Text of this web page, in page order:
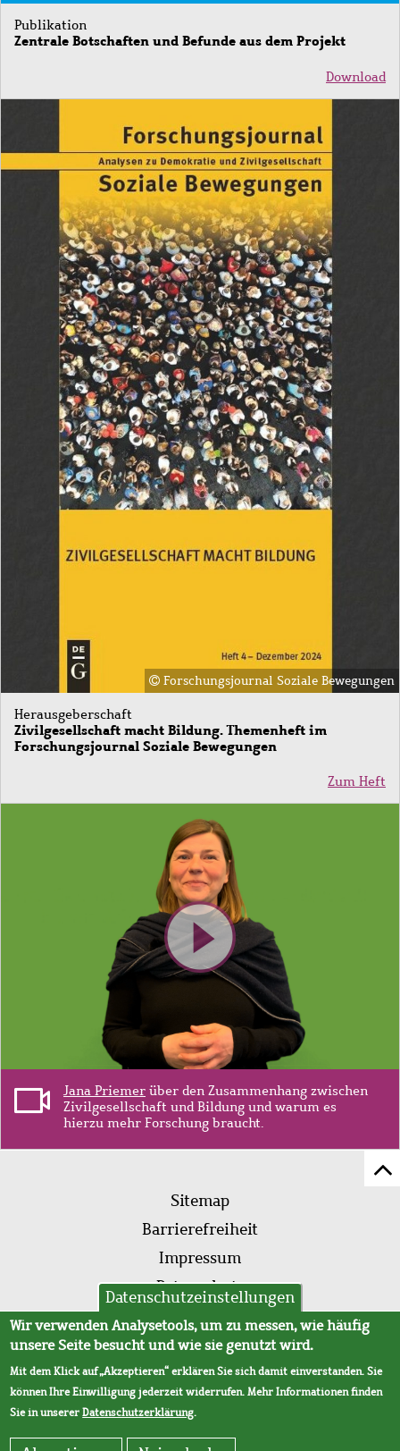
Publikation
Zentrale Botschaften und Befunde aus dem Projekt
Download
Forschungsjournal Soziale Bewegungen
Herausgeberschaft
Zivilgesellschaft macht Bildung. Themenheft im
Forschungsjournal Soziale Bewegungen
Zum Heft
Jana Priemer über den Zusammenhang zwischen
Zivilgesellschaft und Bildung und warum es
hierzu mehr Forschung braucht.
Fußleistenmenü
Sitemap
Barrierefreiheit
Impressum
Datenschutz
AVB
Datenschutzeinstellungen
Wir verwenden Analysetools, um zu messen, wie häufig
unsere Seite besucht und wie sie genutzt wird.
Mit dem Klick auf „Akzeptieren“ erklären Sie sich damit einverstanden. Sie
können Ihre Einwilligung jederzeit widerrufen. Mehr Informationen finden
Sie in unsererDatenschutzerklärung.